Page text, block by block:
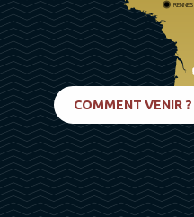
RENNES
COMMENT VENIR ?